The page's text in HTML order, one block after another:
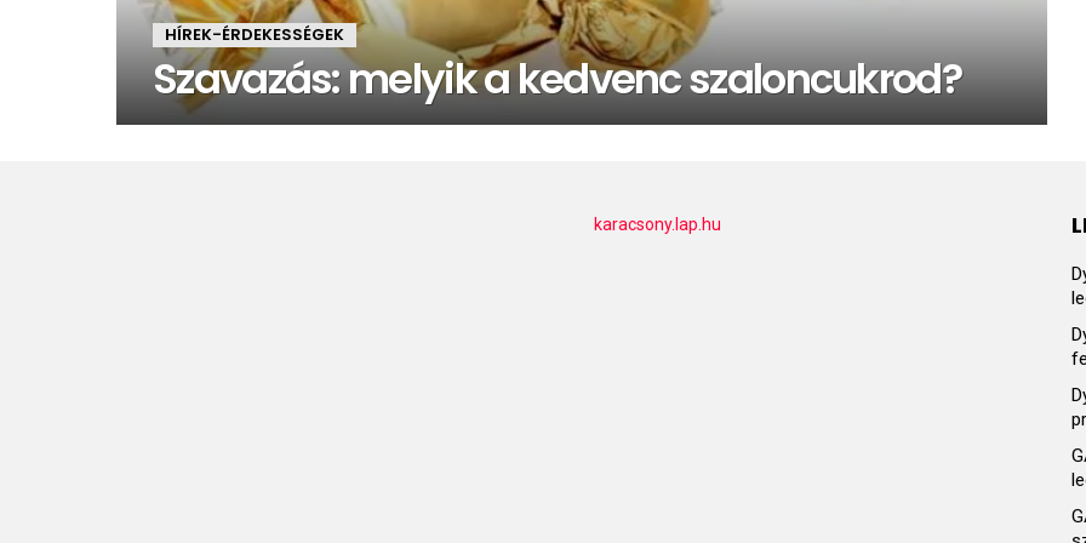
HÍREK-ÉRDEKESSÉGEK
Szavazás: melyik a kedvenc szaloncukrod?
karacsony.lap.hu